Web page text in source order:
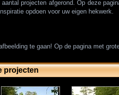
projecten afgerond. Op deze
opdoen voor uw eigen hekwerk.
te gaan! Op de pagina met
projecten